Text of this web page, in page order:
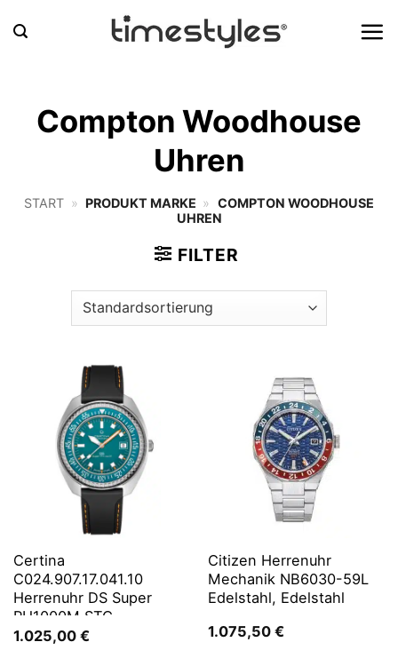
Inhalt
Compton Woodhouse
Uhren
START » PRODUKT MARKE » COMPTON WOODHOUSE
UHREN
FILTER
Certina
C024.907.17.041.10
Herrenuhr DS Super
PH1000M STC
1.025,00 €
Citizen Herrenuhr
Mechanik NB6030-59L
Edelstahl, Edelstahl
1.075,50 €